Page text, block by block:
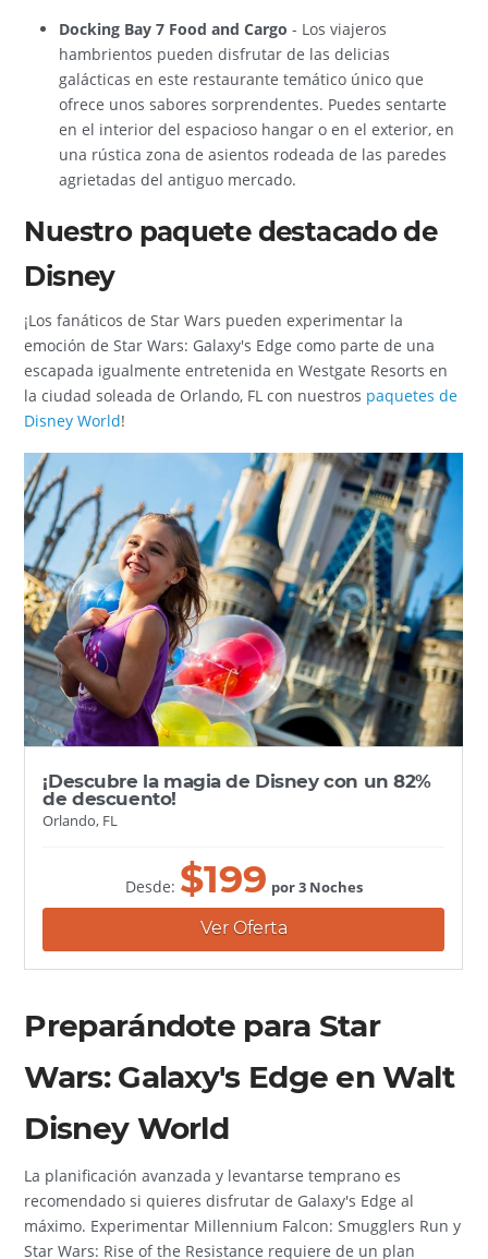
Docking Bay 7 Food and Cargo - Los viajeros
hambrientos pueden disfrutar de las delicias
galácticas en este restaurante temático único que
ofrece unos sabores sorprendentes. Puedes sentarte
en el interior del espacioso hangar o en el exterior, en
una rústica zona de asientos rodeada de las paredes
agrietadas del antiguo mercado.
Nuestro paquete destacado de
Disney
¡Los fanáticos de Star Wars pueden experimentar la
emoción de Star Wars: Galaxy's Edge como parte de una
escapada igualmente entretenida en Westgate Resorts en
la ciudad soleada de Orlando, FL con nuestros paquetes de
Disney World!
¡Descubre la magia de Disney con un 82%
de descuento!
Orlando, FL
Desde: $199 por 3 Noches
Ver Oferta
Preparándote para Star
Wars: Galaxy's Edge en Walt
Disney World
La planificación avanzada y levantarse temprano es
recomendado si quieres disfrutar de Galaxy's Edge al
máximo. Experimentar Millennium Falcon: Smugglers Run y
Star Wars: Rise of the Resistance requiere de un plan